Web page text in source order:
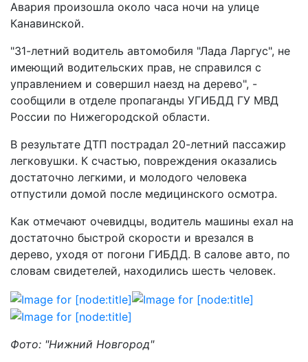
Авария произошла около часа ночи на улице
Канавинской.
"31-летний водитель автомобиля "Лада Ларгус", не
имеющий водительских прав, не справился с
управлением и совершил наезд на дерево", -
сообщили в отделе пропаганды УГИБДД ГУ МВД
России по Нижегородской области.
В результате ДТП пострадал 20-летний пассажир
легковушки. К счастью, повреждения оказались
достаточно легкими, и молодого человека
отпустили домой после медицинского осмотра.
Как отмечают очевидцы, водитель машины ехал на
достаточно быстрой скорости и врезался в
дерево, уходя от погони ГИБДД. В салове авто, по
словам свидетелей, находились шесть человек.
Фото: "Нижний Новгород"